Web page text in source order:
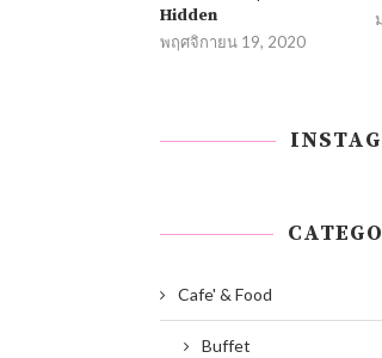
Hidden
พฤศจิกายน 19, 2020
Cafe' & Food
Buffet